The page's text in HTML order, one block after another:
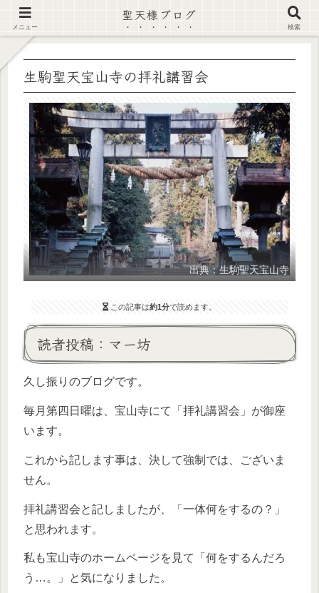
【注意喚起】偽サイト及び偽情報に注意 ▶確認する◀
生駒聖天宝山寺の拝礼講習会
出典：生駒聖天宝山寺
この記事は約1分で読めます。
読者投稿：マー坊
久し振りのブログです。
毎月第四日曜は、宝山寺にて「拝礼講習会」が御座
います。
これから記します事は、決して強制では、ございま
せん。
拝礼講習会と記しましたが、「一体何をするの？」
と思われます。
私も宝山寺のホームページを見て「何をするんだろ
う…。」と気になりました。
メニュー
聖天様ブログ
検索